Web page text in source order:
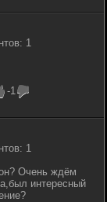
1
-1
1
Очень ждём
интересный